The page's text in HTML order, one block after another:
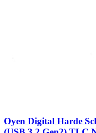
Oyen Digital Harde